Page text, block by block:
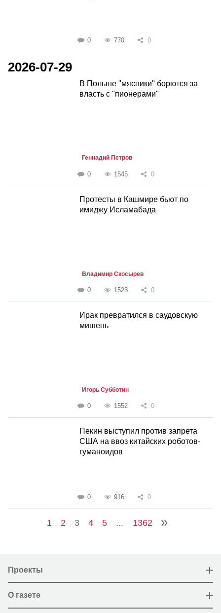
0 770 0
2026-07-29
В Польше "мясники" борются за
власть с "пионерами"
Геннадий Петров
0 1545 0
Протесты в Кашмире бьют по
имиджу Исламабада
Владимир Скосырев
0 1523 0
Ирак превратился в саудовскую
мишень
Игорь Субботин
0 1552 0
Пекин выступил против запрета
США на ввоз китайских роботов-
гуманоидов
0 916 0
1 2 3 4 5 ... 1362
Проекты
О газете